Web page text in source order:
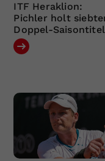
ITF Heraklion:
Pichler holt
Doppel-Saisontitel